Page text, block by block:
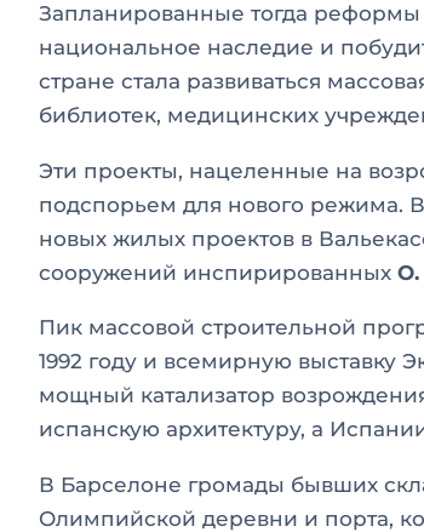
Запланированные тогда реформы
национальное наследие и
стране стала развиваться
библиотек, медицинских
Эти проекты, нацеленные на
подспорьем для нового режима.
новых жилых проектов в
сооружений инспирированных О.
Пик массовой строительной
1992 году и всемирную выставку
мощный катализатор
испанскую архитектуру, а
В Барселоне громады бывших
Олимпийской деревни и порта,